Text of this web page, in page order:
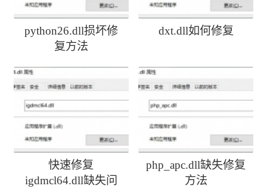
python26.dll损坏修
复方法
dxt.dll如何修复
快速修复
igdmcl64.dll缺失问
php_apc.dll缺失修复
方法